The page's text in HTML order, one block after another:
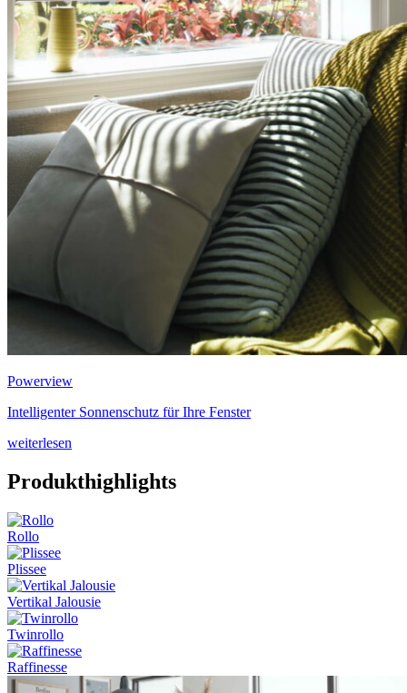
Powerview
Intelligenter Sonnenschutz für Ihre Fenster
weiterlesen
Produkthighlights
Rollo
Plissee
Vertikal Jalousie
Twinrollo
Raffinesse